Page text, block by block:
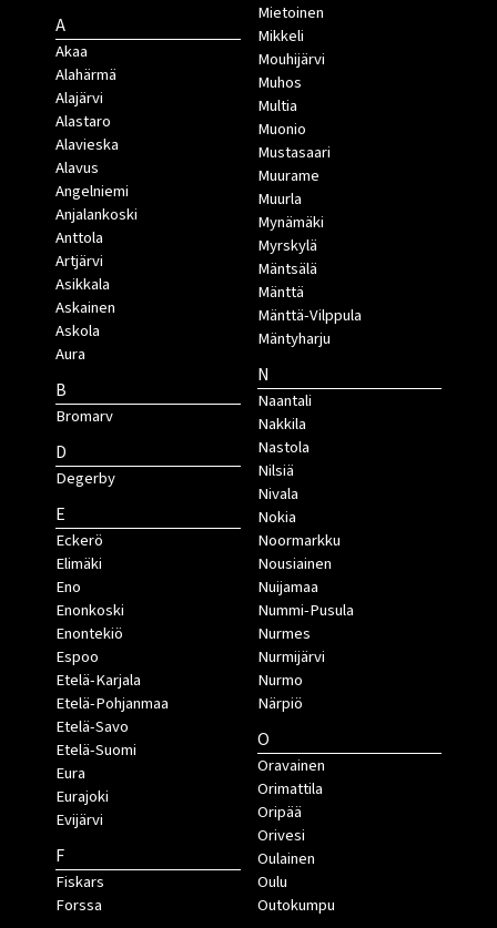
A
Akaa
Alahärmä
Alajärvi
Alastaro
Alavieska
Alavus
Angelniemi
Anjalankoski
Anttola
Artjärvi
Asikkala
Askainen
Askola
Aura
B
Bromarv
D
Degerby
E
Eckerö
Elimäki
Eno
Enonkoski
Enontekiö
Espoo
Etelä-Karjala
Etelä-Pohjanmaa
Etelä-Savo
Etelä-Suomi
Eura
Eurajoki
Evijärvi
F
Fiskars
Forssa
Mietoinen
Mikkeli
Mouhijärvi
Muhos
Multia
Muonio
Mustasaari
Muurame
Muurla
Mynämäki
Myrskylä
Mäntsälä
Mänttä
Mänttä-Vilppula
Mäntyharju
N
Naantali
Nakkila
Nastola
Nilsiä
Nivala
Nokia
Noormarkku
Nousiainen
Nuijamaa
Nummi-Pusula
Nurmes
Nurmijärvi
Nurmo
Närpiö
O
Oravainen
Orimattila
Oripää
Orivesi
Oulainen
Oulu
Outokumpu